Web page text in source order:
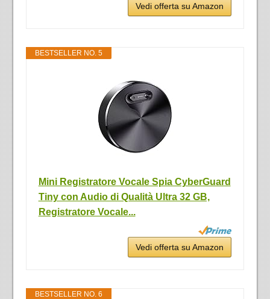
Vedi offerta su Amazon
BESTSELLER NO. 5
Mini Registratore Vocale Spia CyberGuard
Tiny con Audio di Qualità Ultra 32 GB,
Registratore Vocale...
Vedi offerta su Amazon
BESTSELLER NO. 6